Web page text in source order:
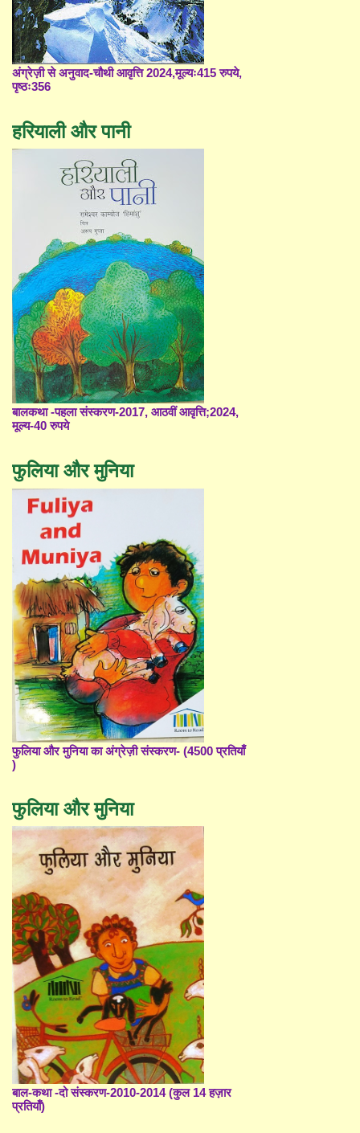
अंग्रेज़ी से अनुवाद-चौथी आवृत्ति 2024,मूल्यः415 रुपये,
पृष्ठः356
हरियाली और पानी
बालकथा -पहला संस्करण-2017, आठवीं आवृत्ति;2024,
मूल्य-40 रुपये
फुलिया और मुनिया
फुलिया और मुनिया का अंग्रेज़ी संस्करण- (4500 प्रतियाँ
)
फुलिया और मुनिया
बाल-कथा -दो संस्करण-2010-2014 (कुल 14 हज़ार
प्रतियाँ)